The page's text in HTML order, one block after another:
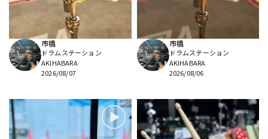
配信/ライブ機器 楽器アクセサリ
中古 ヴィンテージ
市橋
ドラムステーション
AKIHABARA
2026/08/07
市橋
ドラムステーション
AKIHABARA
2026/08/06